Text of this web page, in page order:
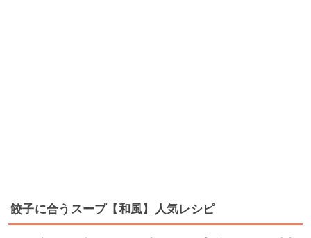
餃子に合うスープ【和風】人気レシピ